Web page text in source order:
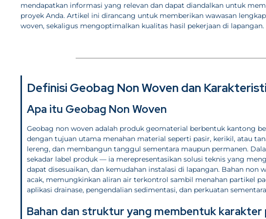
mendapatkan informasi yang relevan dan dapat diandalkan untuk
proyek Anda. Artikel ini dirancang untuk memberikan wawasan
woven, sekaligus mengoptimalkan kualitas hasil pekerjaan di lapangan.
Definisi Geobag Non Woven dan
Apa itu Geobag Non Woven
Geobag non woven adalah produk geomaterial berbentuk kantong
dengan tujuan utama menahan material seperti pasir, kerikil, atau
lereng, dan membangun tanggul sementara maupun permanen.
sekadar label produk — ia merepresentasikan solusi teknis yang
dapat disesuaikan, dan kemudahan instalasi di lapangan. Bahan
acak, memungkinkan aliran air terkontrol sambil menahan partikel
aplikasi drainase, pengendalian sedimentasi, dan perkuatan
Bahan dan struktur yang membentuk karakter